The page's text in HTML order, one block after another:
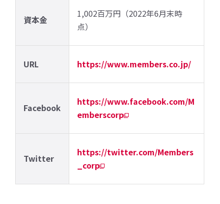
資本金
1,002百万円（2022年6月末時
点）
URL https://www.members.co.jp/
Facebook
https://www.facebook.com/M
emberscorp
Twitter
https://twitter.com/Members
_corp